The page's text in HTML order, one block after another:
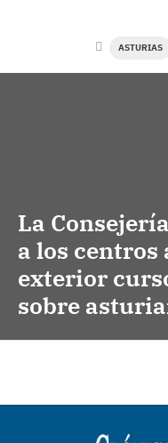
ASTURIAS
La
a los
exterior
sobre